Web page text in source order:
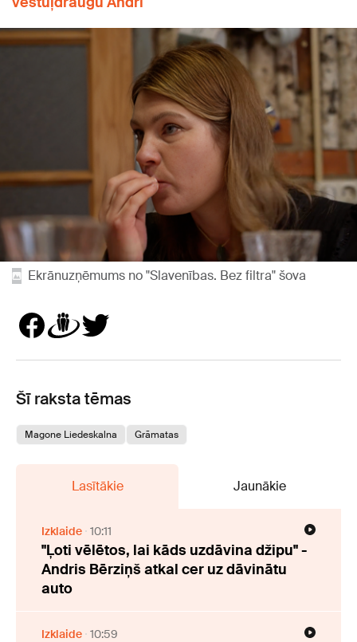
Ekrānuzņēmums no "Slavenības. Bez filtra" šova
Šī raksta tēmas
Magone Liedeskalna Grāmatas
Lasītākie Jaunākie
Izklaide 10:11
"Ļoti vēlētos, lai kāds uzdāvina džipu" -
Andris Bērziņš atkal cer uz dāvinātu
auto
Izklaide 10:59